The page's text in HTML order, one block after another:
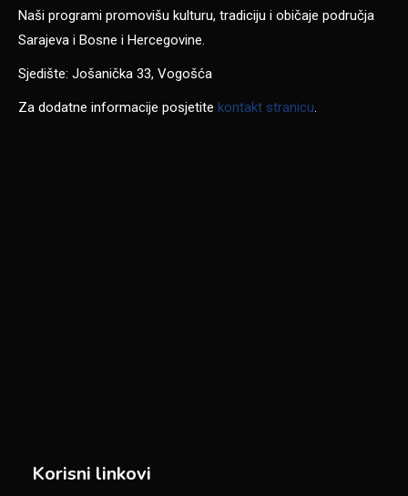
Naši programi promovišu kulturu, tradiciju i običaje područja
Sarajeva i Bosne i Hercegovine.
Sjedište: Jošanička 33, Vogošća
Za dodatne informacije posjetite kontakt stranicu
Korisni linkovi